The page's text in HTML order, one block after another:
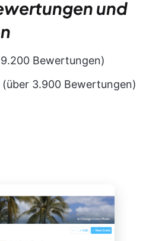
und
Bewertungen)
(über 3.900 Bewertungen)